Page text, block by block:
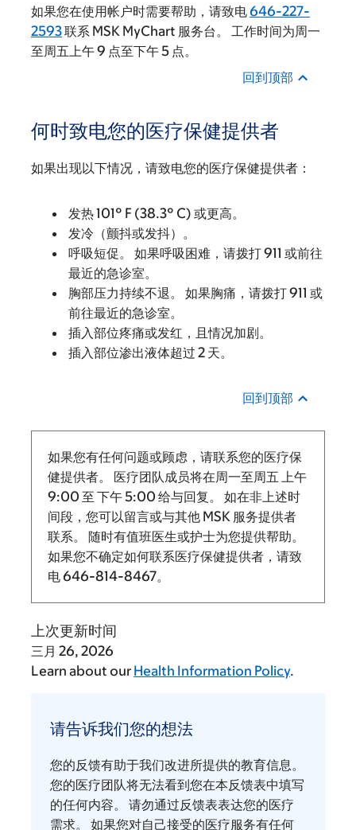
如果您在使用帐户时需要帮助，请致电646-227-
2593联系 MSK MyChart 服务台。 工作时间为周一
至周五上午 9 点至下午 5 点。
回到顶部
何时致电您的医疗保健提供者
如果出现以下情况，请致电您的医疗保健提供者：
发热 101° F (38.3° C) 或更高。
发冷（颤抖或发抖）。
呼吸短促。 如果呼吸困难，请拨打 911 或前往
最近的急诊室。
胸部压力持续不退。 如果胸痛，请拨打 911 或
前往最近的急诊室。
插入部位疼痛或发红，且情况加剧。
插入部位渗出液体超过 2 天。
回到顶部
如果您有任何问题或顾虑，请联系您的医疗保
健提供者。 医疗团队成员将在周一至周五 上午
9:00 至 下午 5:00 给与回复。
如在非上述时
间段，您可以留言或与其他 MSK 服务提供者
联系。 随时有值班医生或护士为您提供帮助。
如果您不确定如何联系医疗保健提供者，请致
电646-814-8467。
上次更新时间
三月 26, 2026
Learn about our Health Information Policy.
告
我
们
您
请告诉我们您的想法
您的反馈有助于我们改进所提供的教育信息。
您的医疗团队将无法看到您在本反馈表中填写
的任何内容。 请勿通过反馈表表达您的医疗
需求。 如果您对自己接受的医疗服务有任何